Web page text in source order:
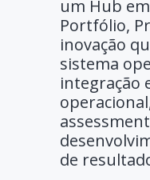
um Hub
Portfólio,
inovação
sistema
integração
de